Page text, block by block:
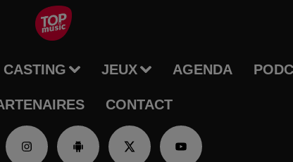
CASTING JEUX AGENDA
CONTACT